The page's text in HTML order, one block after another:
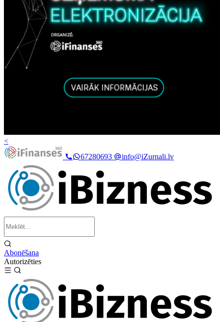
<
67280693
info@iZurnali.lv
Abonēšana
Autorizēties